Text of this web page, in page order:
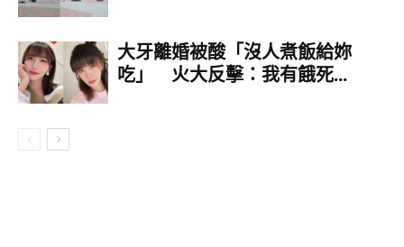
大牙離婚被酸「沒人煮飯給妳
吃」 火大反擊：我有餓死...